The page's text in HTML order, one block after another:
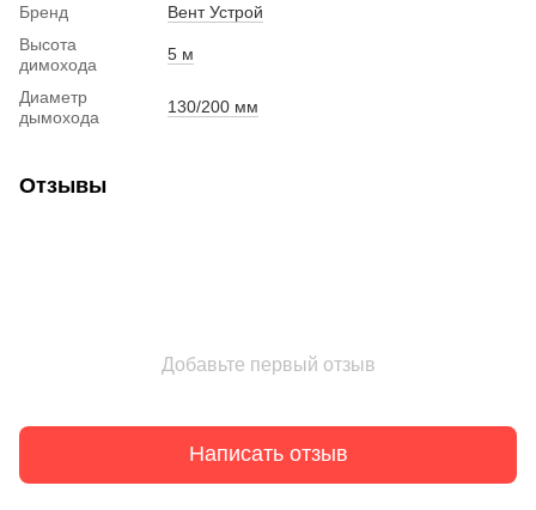
Бренд
Вент Устрой
Высота
димохода
5 м
Диаметр
дымохода
130/200 мм
Отзывы
Добавьте первый отзыв
Написать отзыв